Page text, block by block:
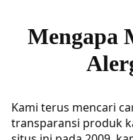
Mengapa
Kami terus mencari
transparansi produk